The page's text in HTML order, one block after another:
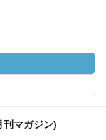
刊マガジン)